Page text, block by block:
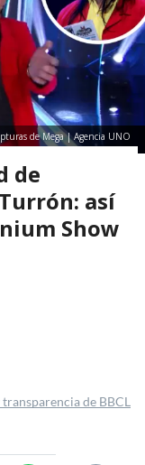
de Mega | Agencia UNO
de
así
Show
transparencia de BBCL